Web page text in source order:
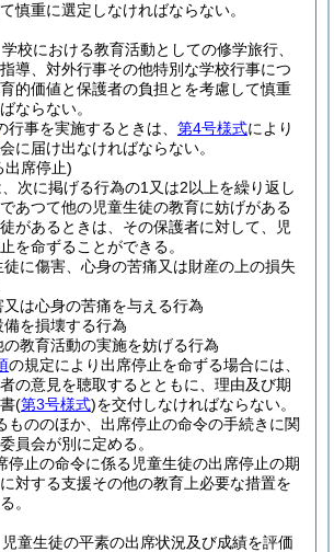
慎重に選定しなければならない。
校における教育活動としての修学旅行、
導、対外行事その他特別な学校行事につ
的価値と保護者の負担とを考慮して慎重
ならない。
行事を実施するときは、 第4号様式により
に届け出なければならない。
出席停止)
次に掲げる行為の1又は2以上を繰り返し
あつて他の児童生徒の教育に妨げがある
があるときは、その保護者に対して、児
を命ずることができる。
に傷害、心身の苦痛又は財産の上の損失
は心身の苦痛を与える行為
を損壊する行為
教育活動の実施を妨げる行為
の規定により出席停止を命ずる場合には、
の意見を聴取するとともに、理由及び期
(第3号様式)を交付しなければならない。
もののほか、出席停止の命令の手続きに関
員会が別に定める。
停止の命令に係る児童生徒の出席停止の期
対する支援その他の教育上必要な措置を
。
童生徒の平素の出席状況及び成績を評価